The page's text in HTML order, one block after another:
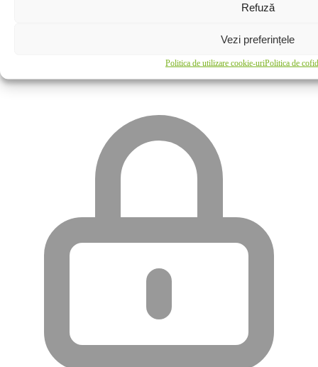
Refuză
Vezi preferințele
Politica de utilizare cookie-uriPolitica de